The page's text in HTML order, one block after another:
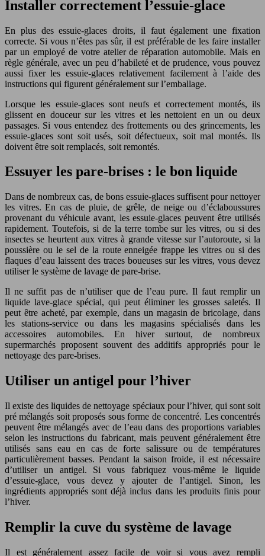
Installer correctement l’essuie-glace
En plus des essuie-glaces droits, il faut également une fixation
correcte. Si vous n’êtes pas sûr, il est préférable de les faire installer
par un employé de votre atelier de réparation automobile. Mais en
règle générale, avec un peu d’habileté et de prudence, vous pouvez
aussi fixer les essuie-glaces relativement facilement à l’aide des
instructions qui figurent généralement sur l’emballage.
Lorsque les essuie-glaces sont neufs et correctement montés, ils
glissent en douceur sur les vitres et les nettoient en un ou deux
passages. Si vous entendez des frottements ou des grincements, les
essuie-glaces sont soit usés, soit défectueux, soit mal montés. Ils
doivent être soit remplacés, soit remontés.
Essuyer les pare-brises : le bon liquide
Dans de nombreux cas, de bons essuie-glaces suffisent pour nettoyer
les vitres. En cas de pluie, de grêle, de neige ou d’éclaboussures
provenant du véhicule avant, les essuie-glaces peuvent être utilisés
rapidement. Toutefois, si de la terre tombe sur les vitres, ou si des
insectes se heurtent aux vitres à grande vitesse sur l’autoroute, si la
poussière ou le sel de la route enneigée frappe les vitres ou si des
flaques d’eau laissent des traces boueuses sur les vitres, vous devez
utiliser le système de lavage de pare-brise.
Il ne suffit pas de n’utiliser que de l’eau pure. Il faut remplir un
liquide lave-glace spécial, qui peut éliminer les grosses saletés. Il
peut être acheté, par exemple, dans un magasin de bricolage, dans
les stations-service ou dans les magasins spécialisés dans les
accessoires automobiles. En hiver surtout, de nombreux
supermarchés proposent souvent des additifs appropriés pour le
nettoyage des pare-brises.
Utiliser un antigel pour l’hiver
Il existe des liquides de nettoyage spéciaux pour l’hiver, qui sont soit
pré mélangés soit proposés sous forme de concentré. Les concentrés
peuvent être mélangés avec de l’eau dans des proportions variables
selon les instructions du fabricant, mais peuvent généralement être
utilisés sans eau en cas de forte salissure ou de températures
particulièrement basses. Pendant la saison froide, il est nécessaire
d’utiliser un antigel. Si vous fabriquez vous-même le liquide
d’essuie-glace, vous devez y ajouter de l’antigel. Sinon, les
ingrédients appropriés sont déjà inclus dans les produits finis pour
l’hiver.
Remplir la cuve du système de lavage
Il est généralement assez facile de voir si vous avez rempli